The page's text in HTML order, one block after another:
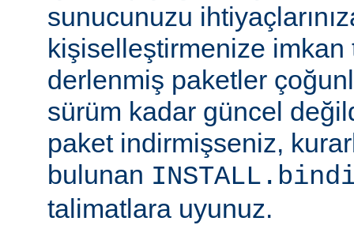
sunucunuzu
kişiselleştirmenize imkan
derlenmiş paketler
sürüm kadar güncel
paket indirmişseniz,
bulunan
talimatlara uyunuz.